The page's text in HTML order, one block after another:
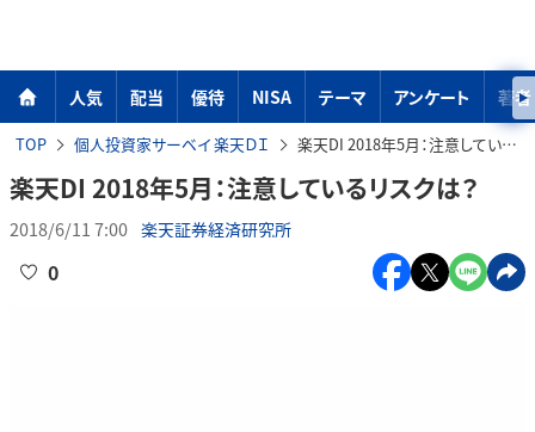
人気 配当 優待 NISA テーマ アンケート 著者
TOP 個人投資家サーベイ 楽天ＤＩ 楽天DI 2018年5月：注意しているリスクは？
楽天DI 2018年5月：注意しているリスクは？
2018/6/11 7:00 楽天証券経済研究所
0